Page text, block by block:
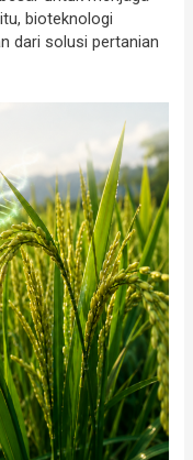
bioteknologi
dari solusi pertanian